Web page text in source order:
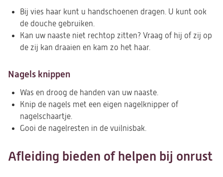
Bij vies haar kunt u handschoenen dragen. U kunt ook
de douche gebruiken.
Kan uw naaste niet rechtop zitten? Vraag of hij of zij op
de zij kan draaien en kam zo het haar.
Nagels knippen
Was en droog de handen van uw naaste.
Knip de nagels met een eigen nagelknipper of
nagelschaartje.
Gooi de nagelresten in de vuilnisbak.
Afleiding bieden of helpen bij onrust